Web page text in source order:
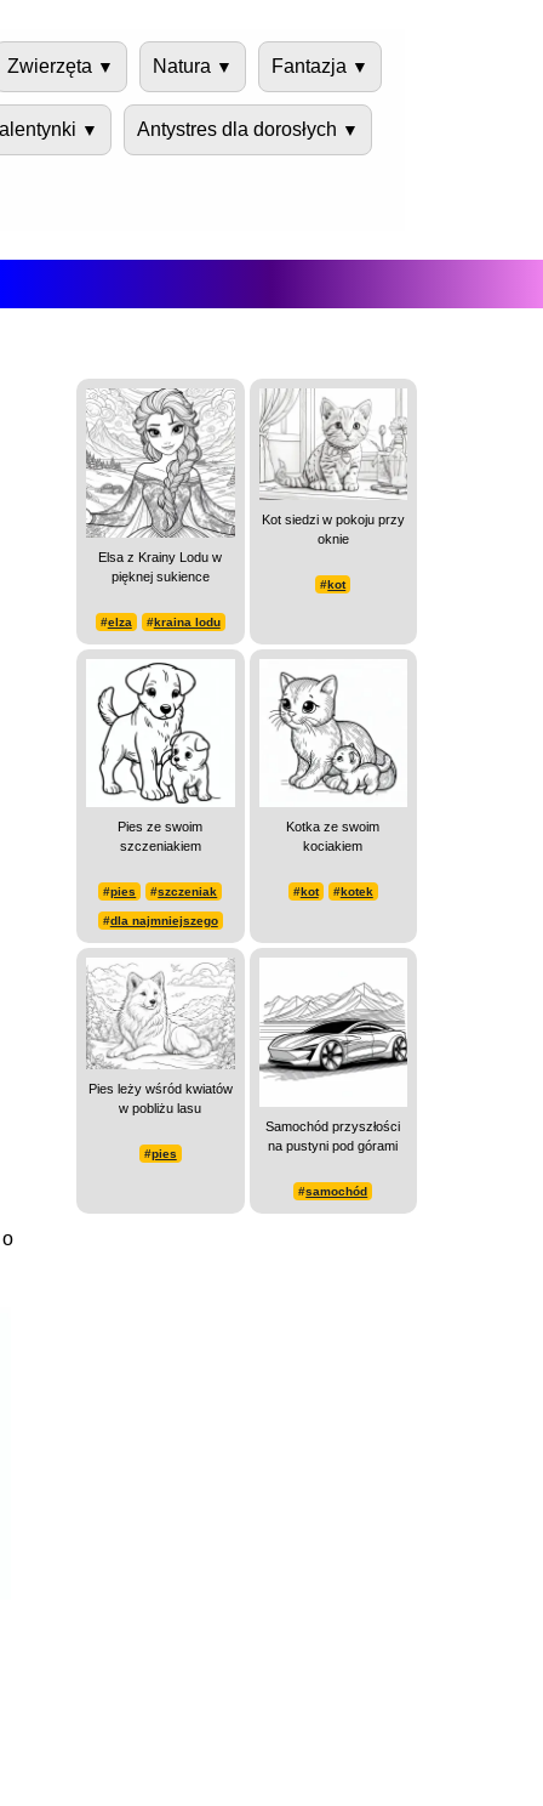
Zwierzęta Natura Fantazja
Antystres dla dorosłych
Elsa z Krainy Lodu w
pięknej sukience
#elza #kraina lodu
Kot siedzi w pokoju przy
oknie
#kot
Pies ze swoim
szczeniakiem
#pies #szczeniak
#dla najmniejszego
Kotka ze swoim
kociakiem
#kot #kotek
Pies leży wśród kwiatów
w pobliżu lasu
#pies
Samochód przyszłości
na pustyni pod górami
#samochód